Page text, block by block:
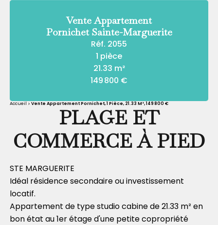
Vente Appartement
Pornichet Sainte-Marguerite
Réf. 2055
1 pièce
21.33 m²
149 800 €
Accueil Vente Appartement Pornichet, 1 Pièce, 21.33 M², 149 800 €
PLAGE ET
COMMERCE À PIED
STE MARGUERITE
Idéal résidence secondaire ou investissement
locatif.
Appartement de type studio cabine de 21.33 m² en
bon état au 1er étage d'une petite copropriété